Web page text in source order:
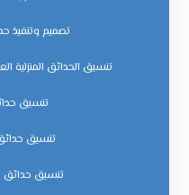
تصميم وتنفيذ
تنسيق الحدائق المنزلية
تنسيق
تنسيق
تنسيق حدائق